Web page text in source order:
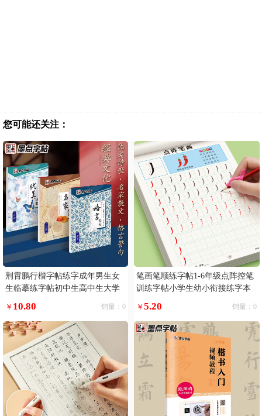
您可能还关注：
荆霄鹏行楷字帖练字成年男生女
生临摹练字帖初中生高中生大学
字帖楷书行书练字帖墨点中考高
考练字本
￥ 10.80 销量：0
笔画笔顺练字帖1-6年级点阵控笔
训练字帖小学生幼小衔接练字本
装专用儿童幼儿园每日一练一年
级练习
￥5.20 销量：0